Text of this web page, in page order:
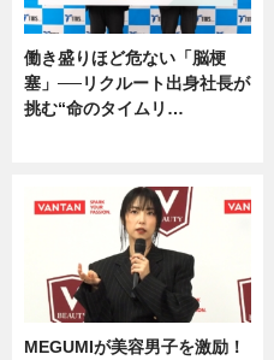
働き盛りほど危ない「脳梗
塞」──リクルート出身社長が
挑む“命のタイムリ…
MEGUMIが美容男子を激励！